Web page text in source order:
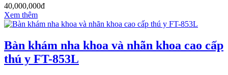
40,000,000đ
Xem thêm
Bàn khám nha khoa và nhãn khoa cao cấp
thú y FT-853L